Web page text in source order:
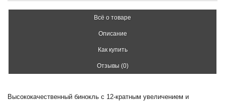
Всё о товаре
Описание
Как купить
Отзывы (0)
Высококачественный бинокль с 12-кратным увеличением и